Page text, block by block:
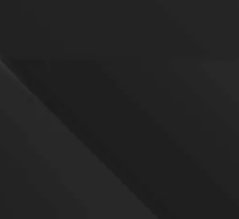
मंडल बन रहा था, तब Jupiter